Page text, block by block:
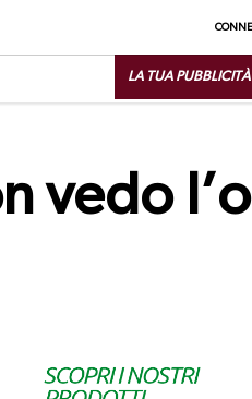
LA TUA
vedo